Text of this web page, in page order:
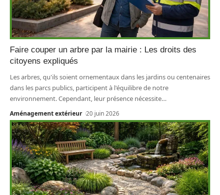
Faire couper un arbre par la mairie : Les droits des
citoyens expliqués
Les arbres, qu'ils soient ornementaux dans les jardins ou centenaires
dans les parcs publics, participent à l'équilibre de notre
environnement. Cependant, leur présence nécessite…
Aménagement extérieur 20 juin 2026